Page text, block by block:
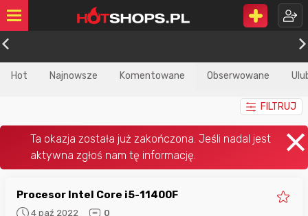
Hot Najnowsze Komentowane Obserwowane
FILTRUJ
Procesor Intel Core i5-11400F
4 paź 2022 0